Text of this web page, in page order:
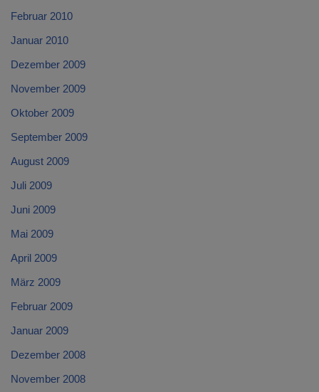
Februar 2010
Januar 2010
Dezember 2009
November 2009
Oktober 2009
September 2009
August 2009
Juli 2009
Juni 2009
Mai 2009
April 2009
März 2009
Februar 2009
Januar 2009
Dezember 2008
November 2008